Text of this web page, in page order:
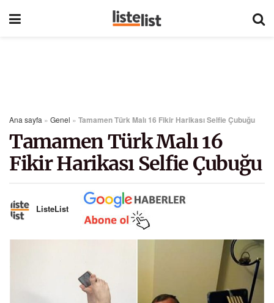
Ana sayfa » Genel » Tamamen Türk Malı 16 Fikir Harikası Selfie Çubuğu
Tamamen Türk Malı 16
Fikir Harikası Selfie Çubuğu
ListeList